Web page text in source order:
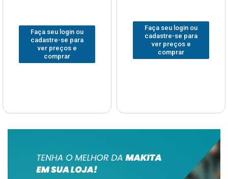
Faça seu login ou
cadastre-se para
ver preços e
comprar
Faça seu login ou
cadastre-se para
ver preços e
comprar